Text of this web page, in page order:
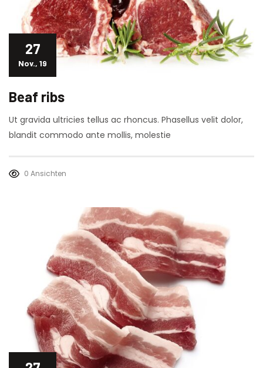
27
Nov., 19
Beaf ribs
Ut gravida ultricies tellus ac rhoncus. Phasellus velit dolor,
blandit commodo ante mollis, molestie
0 Ansichten